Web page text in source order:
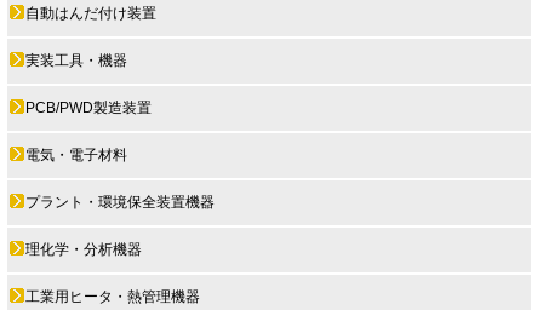
自動はんだ付け装置
実装工具・機器
PCB/PWD製造装置
電気・電子材料
プラント・環境保全装置機器
理化学・分析機器
工業用ヒータ・熱管理機器